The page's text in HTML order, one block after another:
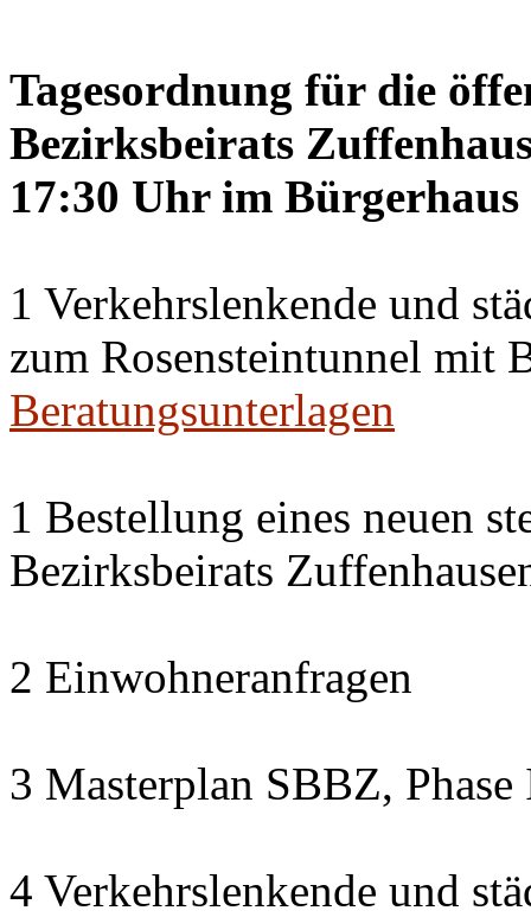
Tagesordnung für die
Bezirksbeirats
17:30 Uhr im
1 Verkehrslenkende und
zum Rosensteintunnel mit
Beratungsunterlagen
1 Bestellung eines neuen
Bezirksbeirats
2 Einwohneranfragen
3 Masterplan SBBZ, Phase
4 Verkehrslenkende und